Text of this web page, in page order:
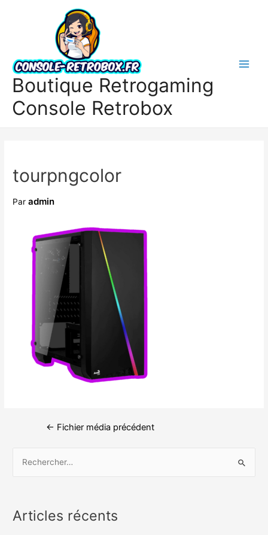
Boutique Retrogaming
Console Retrobox
tourpngcolor
Paradmin
← Fichier média précédent
Articles récents